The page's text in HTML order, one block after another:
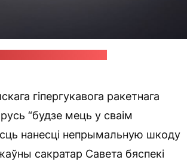
гіпергукавога ракетнага
“будзе мець у сваім
нанесці непрымальную шкоду
сакратар Савета бяспекі